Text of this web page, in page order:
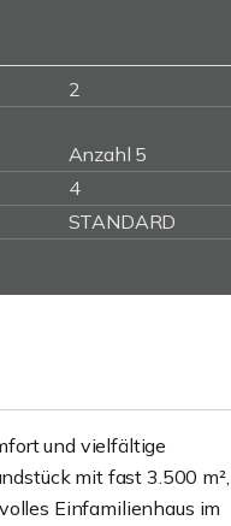
2
Anzahl 5
4
STANDARD
und vielfältige
mit fast 3.500
Einfamilienhaus im